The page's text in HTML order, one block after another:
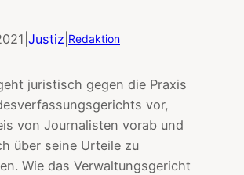
Justiz Redaktion
juristisch gegen die Praxis
vor,
von Journalisten vorab und
über seine Urteile zu
Wie das Verwaltungsgericht